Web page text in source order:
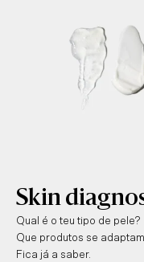
Skin
Qual é o teu tipo de pele?
Que produtos se
Fica já a saber.